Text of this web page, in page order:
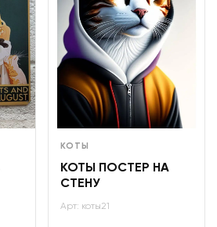
КОТЫ
КОТЫ ПОСТЕР НА
СТЕНУ
Арт: коты21